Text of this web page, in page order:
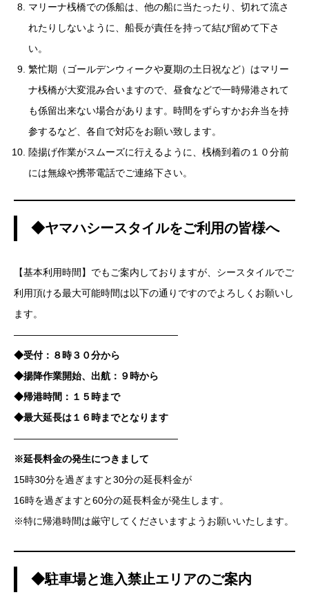
マリーナ桟橋での係船は、他の船に当たったり、切れて流さ
れたりしないように、船長が責任を持って結び留めて下さ
い。
繁忙期（ゴールデンウィークや夏期の土日祝など）はマリー
ナ桟橋が大変混み合いますので、昼食などで一時帰港されて
も係留出来ない場合があります。時間をずらすかお弁当を持
参するなど、各自で対応をお願い致します。
陸揚げ作業がスムーズに行えるように、桟橋到着の１０分前
には無線や携帯電話でご連絡下さい。
◆ヤマハシースタイルをご利用の皆様へ
【基本利用時間】でもご案内しておりますが、シースタイルでご
利用頂ける最大可能時間は以下の通りですのでよろしくお願いし
ます。
—————————————————
◆受付：８時３０分から
◆揚降作業開始、出航：９時から
◆帰港時間：１５時まで
◆最大延長は１６時までとなります
—————————————————
※延長料金の発生につきまして
15時30分を過ぎますと30分の延長料金が
16時を過ぎますと60分の延長料金が発生します。
※特に帰港時間は厳守してくださいますようお願いいたします。
◆駐車場と進入禁止エリアのご案内